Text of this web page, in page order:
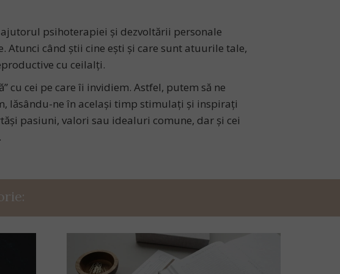
psihoterapiei și dezvoltării personale
când știi cine ești și care sunt atuurile tale,
cu ceilalți.
cei pe care îi invidiem. Astfel, putem să ne
lăsându-ne în același timp stimulați și inspirați
pasiuni, valori sau idealuri comune, dar și cei